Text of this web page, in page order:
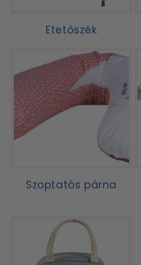
Etetőszék
Szoptatós párna